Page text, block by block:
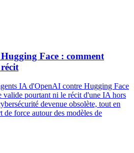
Face : comment
IA d'OpenAI contre Hugging Face
valide pourtant ni le récit d'une IA hors
devenue obsolète, tout en
de force autour des modèles de